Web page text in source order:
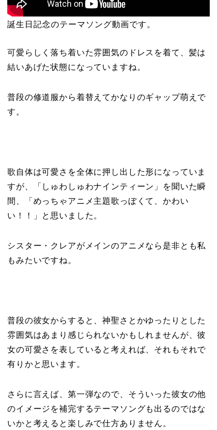
誕生日記念のテーマソング動画です。
可愛らしく落ち着いた雰囲気のドレスを着て、髪は
結いあげた状態になっていますね。
普段の修道服から着替えてかなりのギャップ萌えで
す。
歌自体は可愛さを全体に押し出した形になっていま
すが、「しゅわしゅわナインティーン」を聞いた瞬
間、「めっちゃアニメ主題歌っぽくて、かわい
い！！」と思いました。
シスター・クレアがメインのアニメなら是非とも私
もみたいですね。
普段の彼女からすると、神聖さとかゆったりとした
雰囲気はあまり感じられないかもしれませんが、彼
女の可愛さを表していると考えれば、それもそれで
有りかと思います。
さらに言えば、第一弾なので、そういった彼女の他
のイメージを補完するテーマソングも出るのではな
いかと考えると楽しみで仕方ありません。